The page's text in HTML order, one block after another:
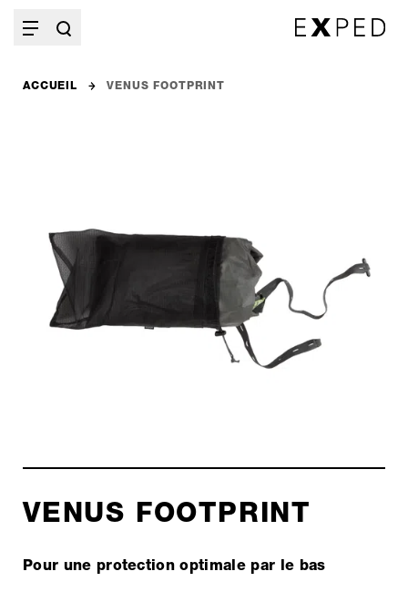
ACCUEIL VENUS FOOTPRINT
VENUS FOOTPRINT
Pour une protection optimale par le bas